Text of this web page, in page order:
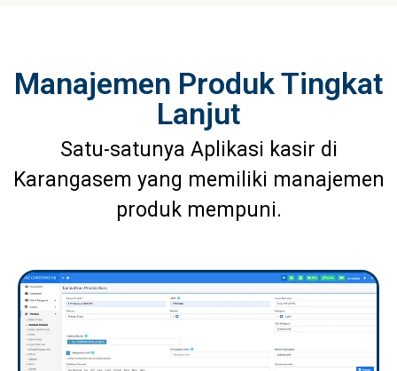
Manajemen Produk Tingkat
Lanjut
Satu-satunya Aplikasi kasir di
Karangasem yang memiliki manajemen
produk mempuni.